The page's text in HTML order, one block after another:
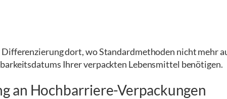
dort, wo Standardmethoden nicht mehr
Ihrer verpackten Lebensmittel benötigen.
an Hochbarriere-Verpackungen